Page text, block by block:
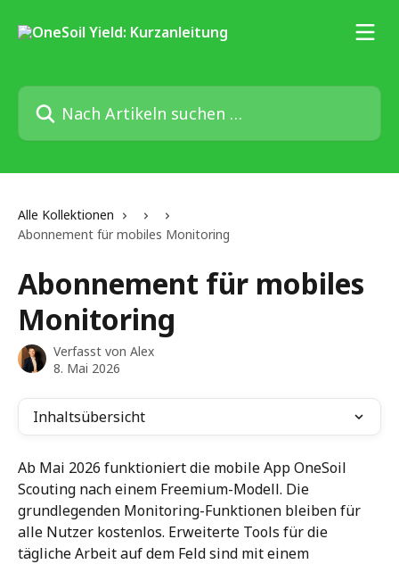
Nach Artikeln suchen …
Alle Kollektionen
Abonnement für mobiles Monitoring
Abonnement für mobiles
Monitoring
Verfasst von Alex
8. Mai 2026
Inhaltsübersicht
Ab Mai 2026 funktioniert die mobile App OneSoil
Scouting nach einem Freemium-Modell. Die
grundlegenden Monitoring-Funktionen bleiben für
alle Nutzer kostenlos. Erweiterte Tools für die
tägliche Arbeit auf dem Feld sind mit einem